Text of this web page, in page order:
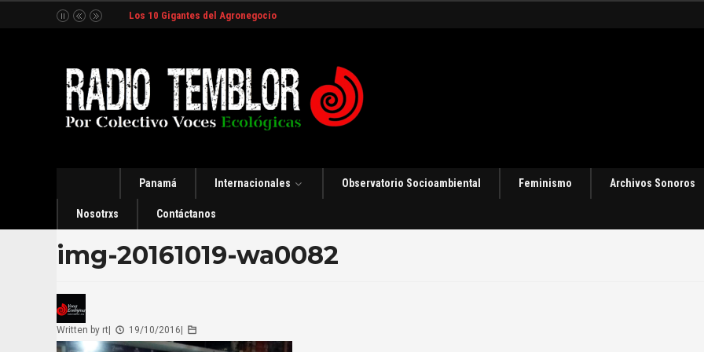
Los 10 Gigantes del Agronegocio
Panamá Internacionales Observatorio Socioambiental Feminismo Archivos Sonoros
Nosotrxs Contáctanos
img-20161019-wa0082
Written by rt 19/10/2016